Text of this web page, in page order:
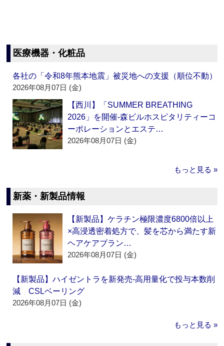
医療機器・化粧品
各社の「令和8年熊本地震」被災地への支援（順位不動）
2026年08月07日 (金)
【西川】「SUMMER BREATHING
2026」を開催‐森ビルホスピタリティーコ
ーポレーションとエステ…
2026年08月07日 (金)
もっと見る »
新薬・新製品情報
【新製品】ケラチン極限濃度6800倍以上
×高浸透密着処方で、髪を芯から満たす新
ヘアケアブラン…
2026年08月07日 (金)
【新製品】ハイゼントラを新発売‐高用量化で投与本数削
減 CSLベーリング
2026年08月07日 (金)
もっと見る »